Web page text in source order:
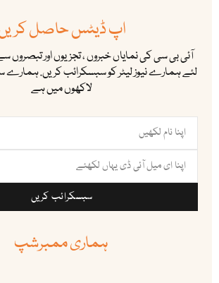
اپ ڈیٹس حاصل
آئی بی سی کی نمایاں خبروں ، تجزیوں اور تبصروں
لئے ہمارے نیوز لیٹر کو سبسکرائب کریں. ہمارے
لاکھوں میں ہے
سبسکرائب کریں
ہماری ممبرشپ